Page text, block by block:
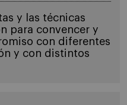
y las técnicas
para convencer y
con diferentes
y con distintos